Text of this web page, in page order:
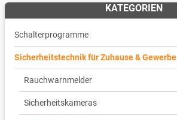
KATEGORIEN
Schalterprogramme
Sicherheitstechnik für Zuhause & Gewerbe
Rauchwarnmelder
Sicherheitskameras